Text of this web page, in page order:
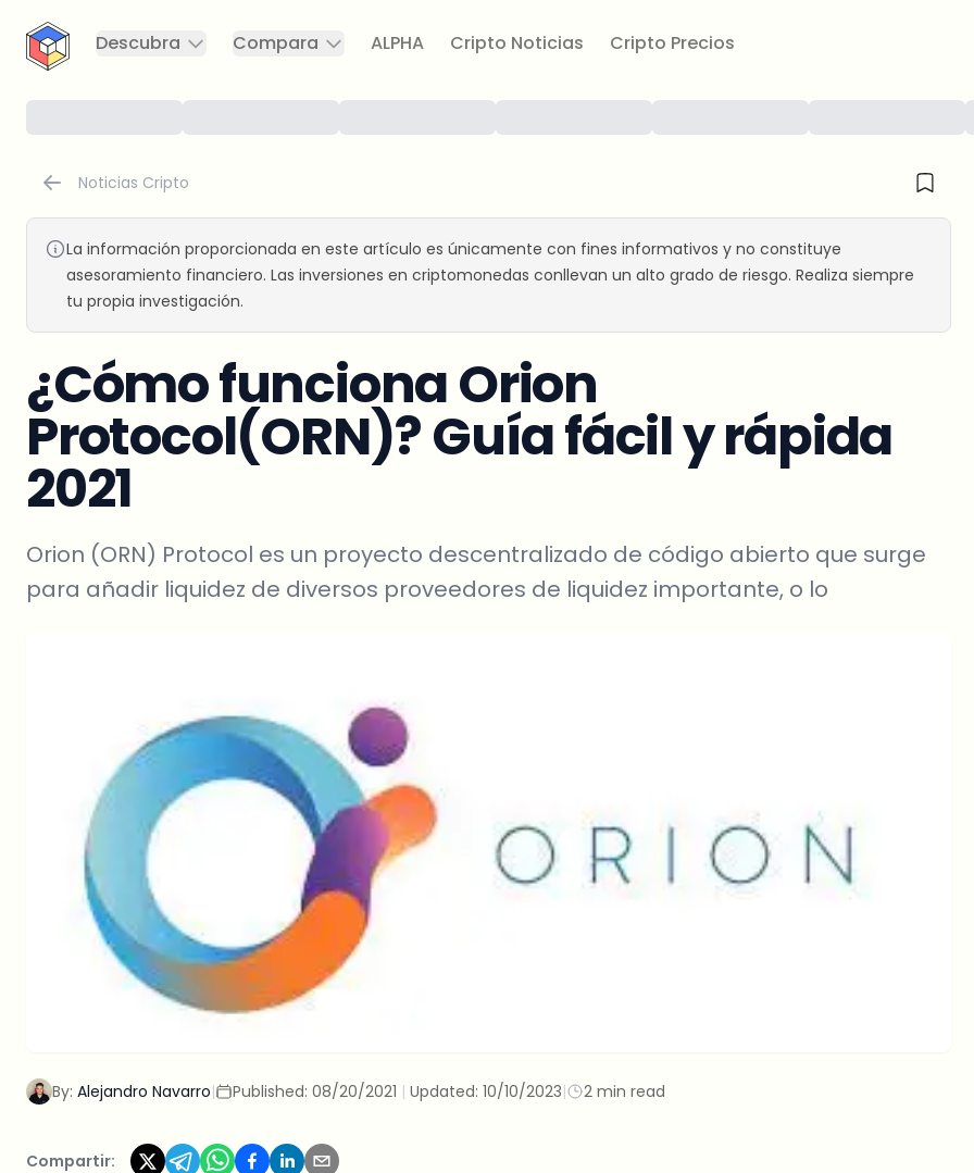
CryptoTicker
Descubra
Compara ALPHA Cripto Noticias Cripto Precios
Noticias Cripto
La información proporcionada en este artículo es únicamente con fines informativos y no constituye
asesoramiento financiero. Las inversiones en criptomonedas conllevan un alto grado de riesgo. Realiza siempre
tu propia investigación.
¿Cómo funciona Orion
Protocol(ORN)? Guía fácil y rápida
2021
Orion (ORN) Protocol es un proyecto descentralizado de código abierto que surge
para añadir liquidez de diversos proveedores de liquidez importante, o lo
By: Alejandro Navarro| Published: 08/20/2021 | Updated: 10/10/2023| 2 min read
Compartir: